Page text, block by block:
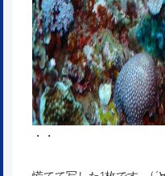
・・